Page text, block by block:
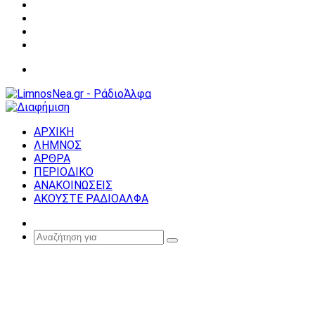
ΑΡΧΙΚΗ
ΛΗΜΝΟΣ
ΑΡΘΡΑ
ΠΕΡΙΟΔΙΚΟ
ΑΝΑΚΟΙΝΩΣΕΙΣ
ΑΚΟΥΣΤΕ ΡΑΔΙΟΑΛΦΑ
Article
Αναζήτηση